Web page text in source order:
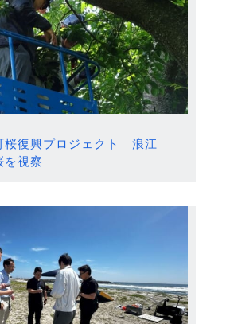
桜復興プロジェクト 浪江
を視察